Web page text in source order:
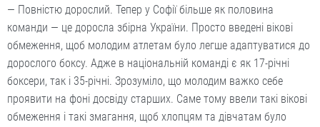
— Повністю дорослий. Тепер у Софії більше як половина
команди — це доросла збірна України. Просто введені вікові
обмеження, щоб молодим атлетам було легше адаптуватися до
дорослого боксу. Адже в національній команді є як 17-річні
боксери, так і 35-річні. Зрозуміло, що молодим важко себе
проявити на фоні досвіду старших. Саме тому ввели такі вікові
обмеження і такі змагання, щоб хлопцям та дівчатам було